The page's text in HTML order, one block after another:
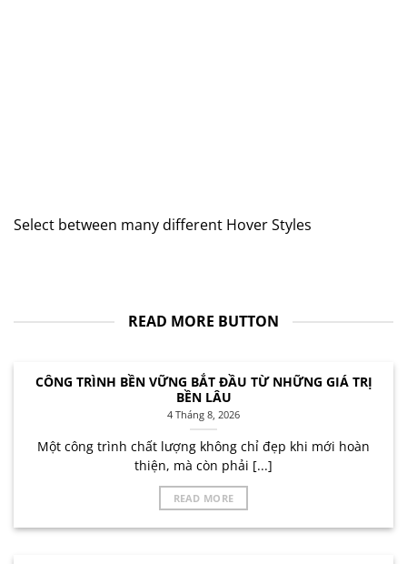
Select between many different Hover Styles
READ MORE BUTTON
CÔNG TRÌNH BỀN VỮNG BẮT ĐẦU TỪ NHỮNG GIÁ TRỊ
BỀN LÂU
4 Tháng 8, 2026
Một công trình chất lượng không chỉ đẹp khi mới hoàn
thiện, mà còn phải [...]
READ MORE